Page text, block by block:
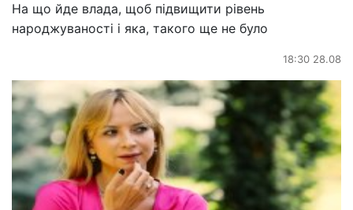
На що йде влада, щоб підвищити рівень
народжуваності і яка, такого ще не було
18:30 28.08